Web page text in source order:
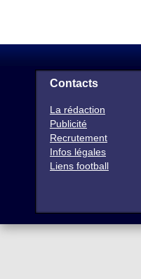
Contacts
La rédaction
Publicité
Recrutement
Infos légales
Liens football